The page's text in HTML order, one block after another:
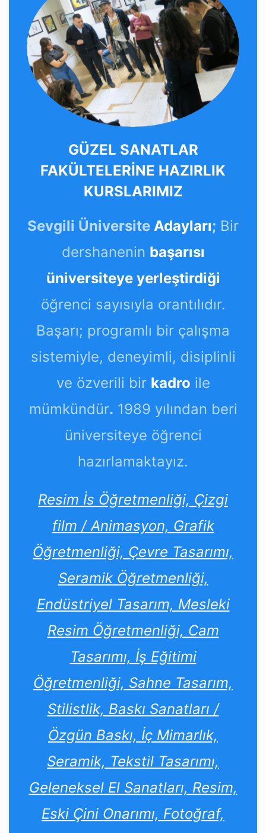
GÜZEL SANATLAR
FAKÜLTELERİNE HAZIRLIK
KURSLARIMIZ
Sevgili Üniversite Adayları; Bir
dershanenin başarısı
üniversiteye yerleştirdiği
öğrenci sayısıyla orantılıdır.
Başarı; programlı bir çalışma
sistemiyle, deneyimli, disiplinli
ve özverili bir kadro ile
mümkündür. 1989 yılından beri
üniversiteye öğrenci
hazırlamaktayız.
Resim İs Öğretmenliği, Çizgi
film / Animasyon, Grafik
Öğretmenliği, Çevre Tasarımı,
Seramik Öğretmenliği,
Endüstriyel Tasarım, Mesleki
Resim Öğretmenliği, Cam
Tasarımı, İş Eğitimi
Öğretmenliği, Sahne Tasarım,
Stilistlik, Baskı Sanatları /
Özgün Baskı, İç Mimarlık,
Seramik, Tekstil Tasarımı,
Geleneksel El Sanatları, Resim,
Eski Çini Onarımı, Fotoğraf,